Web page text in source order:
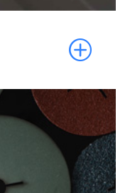
